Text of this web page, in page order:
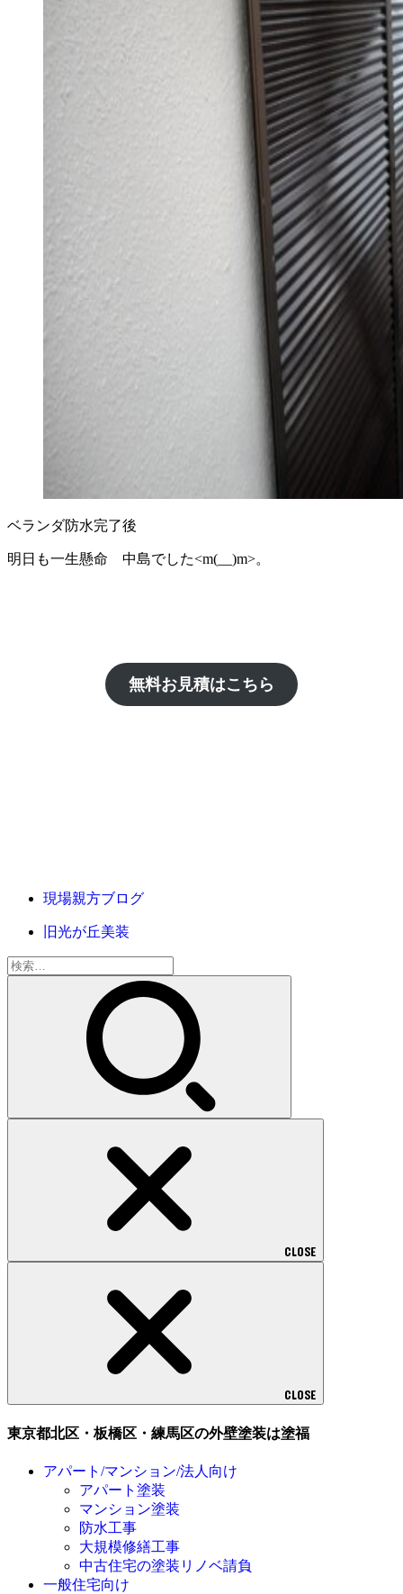
ベランダ防水完了後
明日も一生懸命 中島でした<m(__)m>。
無料お見積はこちら
現場親方ブログ
旧光が丘美装
検
索:
CLOSE
CLOSE
東京都北区・板橋区・練馬区の外壁塗装は塗福
アパート/マンション/法人向け
アパート塗装
マンション塗装
防水工事
大規模修繕工事
中古住宅の塗装リノベ請負
一般住宅向け